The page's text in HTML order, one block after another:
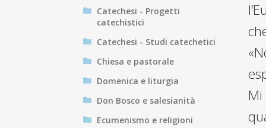
Mi
Catechesi - Progetti
catechistici
Catechesi - Studi catechetici
Chiesa e pastorale
Domenica e liturgia
Don Bosco e salesianità
Ecumenismo e religioni